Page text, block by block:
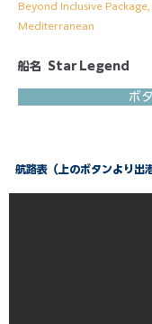
Beyond Inclusive
Mediterranean
船名 Star Legend
ボ
航路表（上のボタンより出